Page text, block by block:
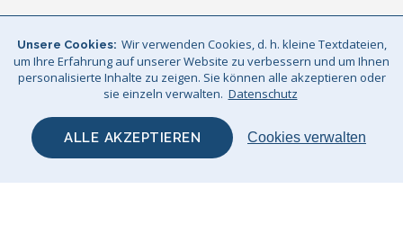
Sitemap
© Big Bertha Original 2026
Wir liefern nach deutschland und österreich / GHS Retail Ltd / Mwst:
DE310961143 / AT 74932601
Unsere Cookies
Wir verwenden Cookies, d. h. kleine Textdateien,
um Ihre Erfahrung auf unserer Website zu verbessern und um Ihnen
personalisierte Inhalte zu zeigen. Sie können alle akzeptieren oder
sie einzeln verwalten. Datenschutz
ALLE AKZEPTIEREN Cookies verwalten